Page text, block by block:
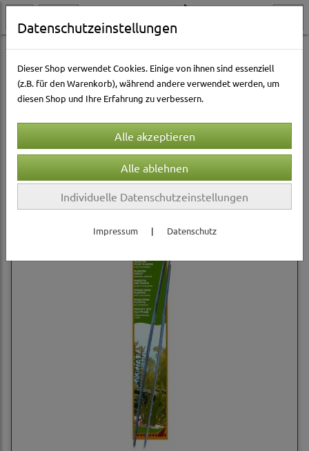
Aquarienwelt Aquarium Zubehör
Sortierung wählen
Datenschutzeinstellungen
Dieser Shop verwendet Cookies. Einige von ihnen sind essenziell
(z.B. für den Warenkorb), während andere verwendet werden, um
diesen Shop und Ihre Erfahrung zu verbessern.
Individuelle Datenschutzeinstellungen
Impressum | Datenschutz